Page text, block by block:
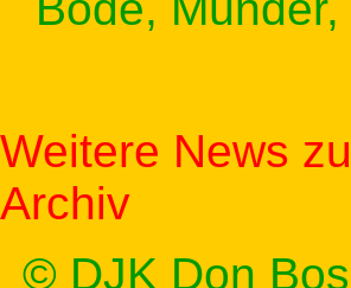
Weitere News
Archiv
© DJK Don